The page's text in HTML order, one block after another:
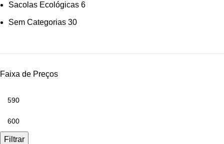
Sacolas Ecológicas 6
Sem Categorias 30
Faixa de Preços
Filtrar